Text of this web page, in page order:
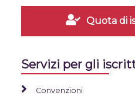
Quota di
Servizi per gli
Convenzioni